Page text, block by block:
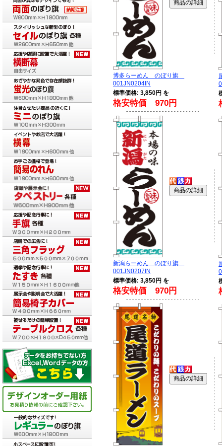
博多らーめん のぼり旗
001JN0204IN
標準価格: 3,850円 を
格安特価 970円
新潟らーめん のぼり旗
001JN0207IN
標準価格: 3,850円 を
格安特価 970円